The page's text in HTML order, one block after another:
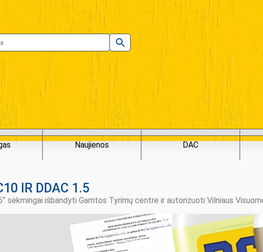
Naujienos DAC
IR DDAC 1.5
sėkmingai išbandyti Gamtos Tyrimų centre ir autorizuoti Vilniaus